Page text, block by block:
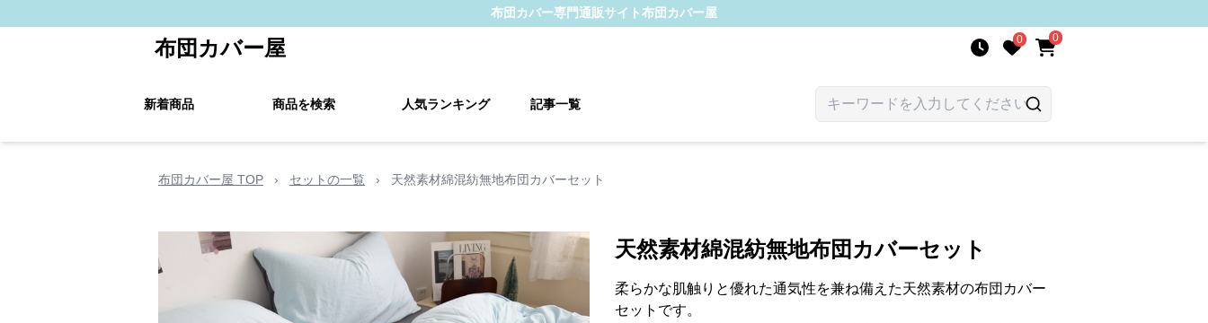
布団カバー専門通販サイト布団カバー屋
布団カバー屋 0 0
新着商品 商品を検索 人気ランキング 記事一覧
布団カバー屋 TOP › セットの一覧 › 天然素材綿混紡無地布団カバーセット
天然素材綿混紡無地布団カバーセット
柔らかな肌触りと優れた通気性を兼ね備えた天然素材の布団カバー
セットです。